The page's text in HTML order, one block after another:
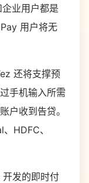
业用户都是
用户将无
还将支撑预
手机输入所需
户收到告贷。
HDFC、
发的即时付